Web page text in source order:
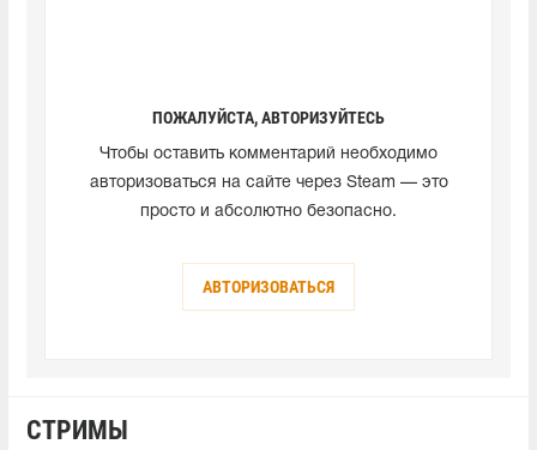
ПОЖАЛУЙСТА, АВТОРИЗУЙТЕСЬ
Чтобы оставить комментарий необходимо
авторизоваться на сайте через Steam — это
просто и абсолютно безопасно.
АВТОРИЗОВАТЬСЯ
СТРИМЫ